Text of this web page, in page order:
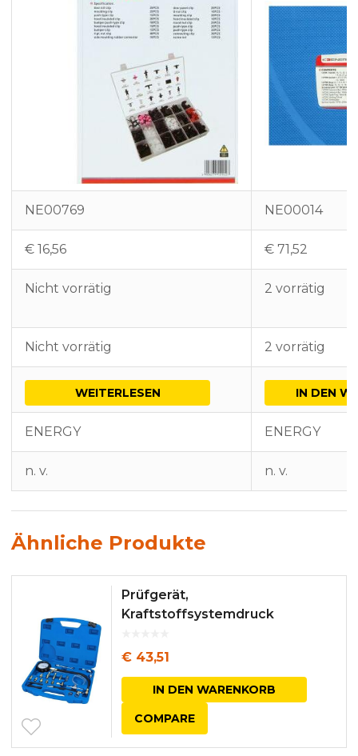
NE00769 NE00014
€ 16,56 € 71,52
Nicht vorrätig 2 vorrätig
Nicht vorrätig 2 vorrätig
WEITERLESEN IN DEN
ENERGY ENERGY
n. v. n. v.
Ähnliche Produkte
Prüfgerät,
Kraftstoffsystemdruck
€ 43,51
IN DEN WARENKORB
COMPARE